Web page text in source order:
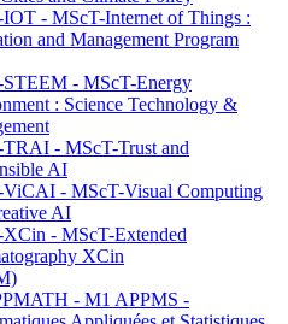
- MScT-Internet of Things :
and Management Program
- MScT-Energy
: Science Technology &
- MScT-Trust and
AI
- MScT-Visual Computing
AI
- MScT-Extended
XCin
- M1 APPMS -